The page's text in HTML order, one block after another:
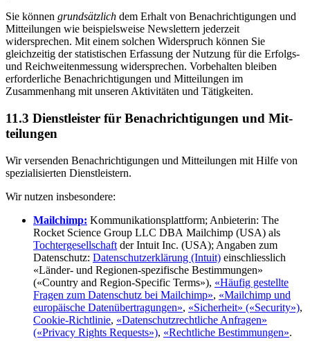
Sie können grundsätzlich dem Erhalt von Benachrichtigungen und
Mitteilungen wie beispielsweise Newslettern jederzeit
widersprechen. Mit einem solchen Widerspruch können Sie
gleichzeitig der statistischen Erfassung der Nutzung für die Erfolgs-
und Reichweitenmessung widersprechen. Vorbehalten bleiben
erforderliche Benachrichtigungen und Mitteilungen im
Zusammenhang mit unseren Aktivitäten und Tätigkeiten.
11.3 Dienst­leister für Benach­richti­gungen und Mit­
teilungen
Wir versenden Benach­richti­gungen und Mit­teilungen mit Hilfe von
spezialisierten Dienst­leistern.
Wir nutzen insbesondere:
Mailchimp: Kommunikationsplattform; Anbieterin: The
Rocket Science Group LLC DBA Mailchimp (USA) als
Tochtergesellschaft der Intuit Inc. (USA); Angaben zum
Datenschutz: Datenschutzerklärung (Intuit) einschliesslich
«Länder- und Regionen-spezifische Bestimmungen»
(«Country and Region-Specific Terms»), «Häufig gestellte
Fragen zum Datenschutz bei Mailchimp», «Mailchimp und
europäische Datenübertragungen», «Sicherheit» («Security»),
Cookie-Richtlinie, «Datenschutzrechtliche Anfragen»
(«Privacy Rights Requests»), «Rechtliche Bestimmungen».